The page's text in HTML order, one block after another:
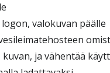
valokuvan päälle
ja vähentää